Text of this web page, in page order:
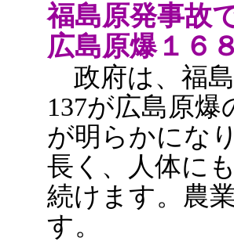
福島原発事故
広島原爆１６
政府は、福
137が広島原
が明らかにな
長く、人体に
続けます。農
す。